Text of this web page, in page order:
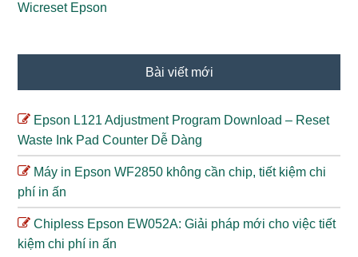
Wicreset Epson
Bài viết mới
Epson L121 Adjustment Program Download – Reset
Waste Ink Pad Counter Dễ Dàng
Máy in Epson WF2850 không cần chip, tiết kiệm chi
phí in ấn
Chipless Epson EW052A: Giải pháp mới cho việc tiết
kiệm chi phí in ấn